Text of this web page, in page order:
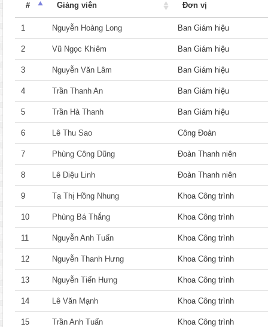
# Giảng viên Đơn vị
1 Nguyễn Hoàng Long Ban Giám hiệu
2 Vũ Ngọc Khiêm Ban Giám hiệu
3 Nguyễn Văn Lâm Ban Giám hiệu
4 Trần Thanh An Ban Giám hiệu
5 Trần Hà Thanh Ban Giám hiệu
6 Lê Thu Sao Công Đoàn
7 Phùng Công Dũng Đoàn Thanh niên
8 Lê Diệu Linh Đoàn Thanh niên
9 Tạ Thị Hồng Nhung Khoa Công trình
10 Phùng Bá Thắng Khoa Công trình
11 Nguyễn Anh Tuấn Khoa Công trình
12 Nguyễn Thanh Hưng Khoa Công trình
13 Nguyễn Tiến Hưng Khoa Công trình
14 Lê Văn Mạnh Khoa Công trình
15 Trần Anh Tuấn Khoa Công trình